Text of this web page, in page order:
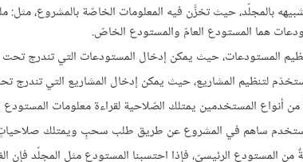
بالمجلّد، حيث تخزَّن فيه المعلومات الخاصّة بالمشروع، مثل:
هما المستودع العامّ والمستودع الخاصّ.
المستودعات، حيث يمكن إدخال المستودعات التي تندرج تحت
لتنظيم المشاريع، حيث يمكن إدخال المشاريع التي تندرج
أنواع المستخدمين يمتلك الصّلاحية لقراءة معلومات المستودع
ساهم في المشروع عن طريق طلب سحبٍ ويمتلك صلاحياتٍ
المستودع الرئيسيّ، فإذا احتسبنا المستودع مثل المجلّد فإن